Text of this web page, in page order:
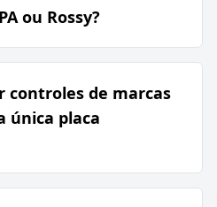
ou Rossy?
controles de marcas
única placa